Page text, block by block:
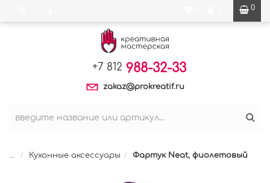
0
+7 812 988-32-33
zakaz@prokreatif.ru
... Кухонные аксессуары Фартук Neat, фиолетовый